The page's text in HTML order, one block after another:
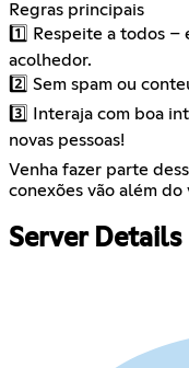
Regras principais
1️⃣ Respeite a todos –
acolhedor.
2️⃣ Sem spam ou
3️⃣ Interaja com boa
novas pessoas!
Venha fazer parte
conexões vão além do
Server Details